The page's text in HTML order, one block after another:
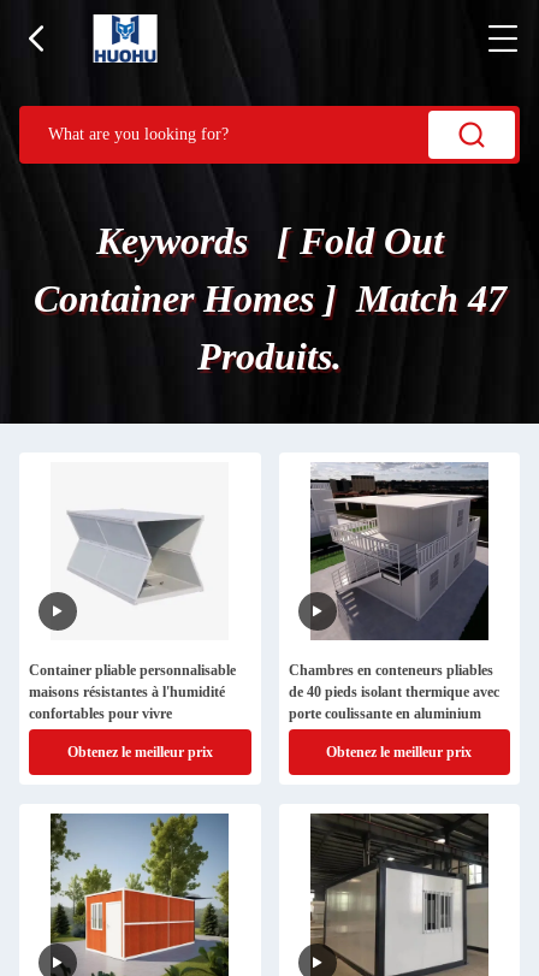
Keywords [ Fold Out
Container Homes ] Match 47
Produits.
Container pliable personnalisable
maisons résistantes à l'humidité
confortables pour vivre
Obtenez le meilleur prix
Chambres en conteneurs pliables
de 40 pieds isolant thermique avec
porte coulissante en aluminium
Obtenez le meilleur prix